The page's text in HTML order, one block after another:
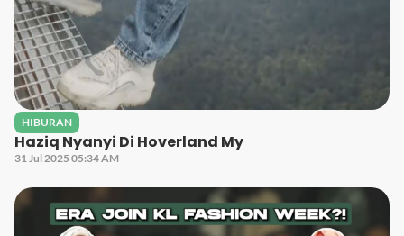
HIBURAN
Haziq Nyanyi Di Hoverland My
31 Jul 2025 05:34 AM